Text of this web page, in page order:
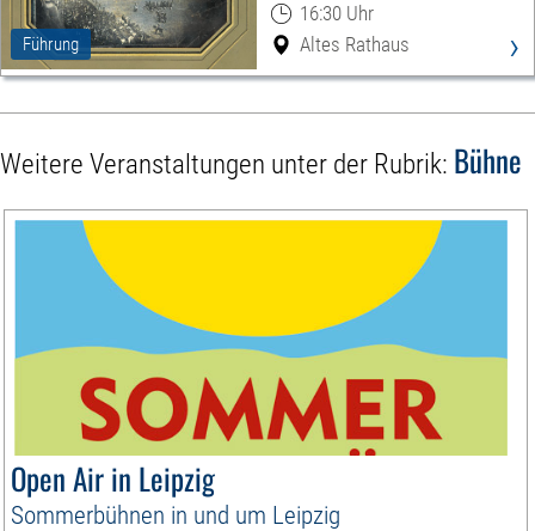
Führung
16:30 Uhr
Altes Rathaus
›
Weitere Veranstaltungen unter der Rubrik: Bühne
Open Air in Leipzig
Sommerbühnen in und um Leipzig